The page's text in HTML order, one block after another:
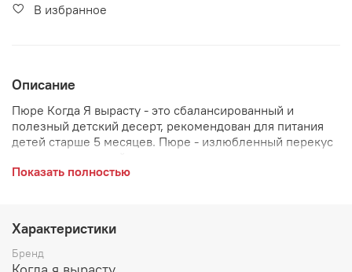
В избранное
Описание
Пюре Когда Я вырасту - это сбалансированный и
полезный детский десерт, рекомендован для питания
детей старше 5 месяцев. Пюре - излюбленный перекус
подростков, взрослых поддерживающих здоровый
занимает мало места в сумочке и холодильнике, её
удобно брать в дорогу и на прогулку! Пюре
производится на новейшем современном заводе с
соблюдением высоких требований к качеству детского
Показать полностью
Характеристики
Бренд